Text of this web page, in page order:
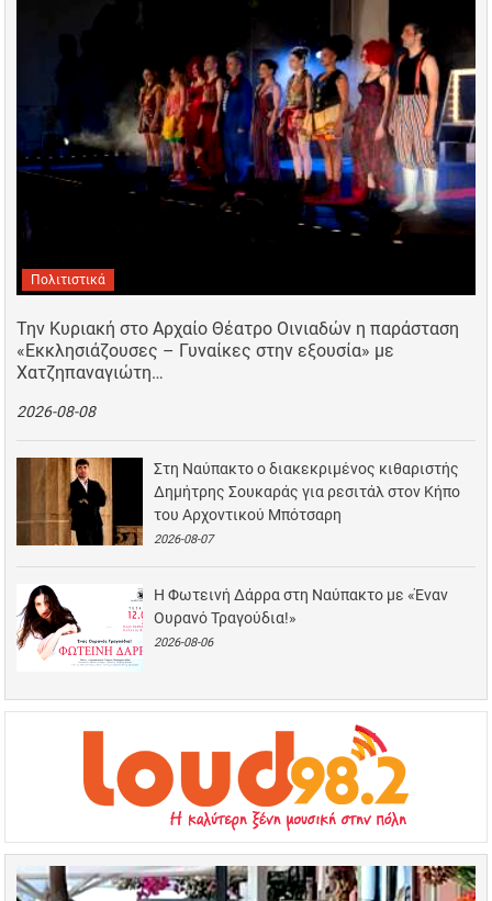
Πολιτιστικά
Την Κυριακή στο Αρχαίο Θέατρο Οινιαδών η παράσταση
«Εκκλησιάζουσες – Γυναίκες στην εξουσία» με
Χατζηπαναγιώτη…
2026-08-08
Στη Ναύπακτο ο διακεκριμένος κιθαριστής
Δημήτρης Σουκαράς για ρεσιτάλ στον Κήπο
του Αρχοντικού Μπότσαρη
2026-08-07
Η Φωτεινή Δάρρα στη Ναύπακτο με «Έναν
Ουρανό Τραγούδια!»
2026-08-06